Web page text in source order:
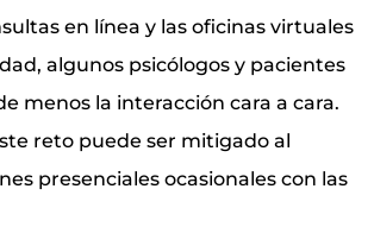
en línea y las oficinas virtuales
algunos psicólogos y pacientes
menos la interacción cara a cara.
reto puede ser mitigado al
presenciales ocasionales con las